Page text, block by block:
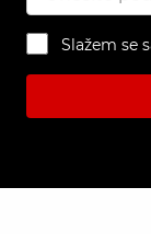
Slažem se